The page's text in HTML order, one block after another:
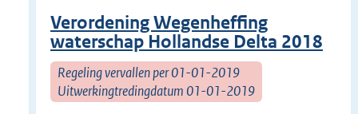
Verordening Wegenheffing
waterschap Hollandse Delta 2018
Regeling vervallen per 01-01-2019
Uitwerkingtredingdatum 01-01-2019